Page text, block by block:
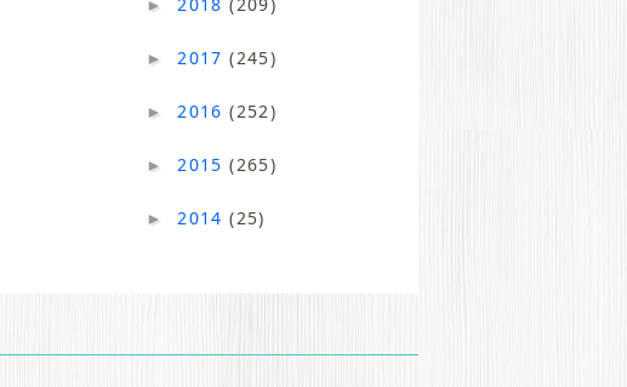
►
► 2017(245)
► 2016(252)
► 2015(265)
► 2014(25)